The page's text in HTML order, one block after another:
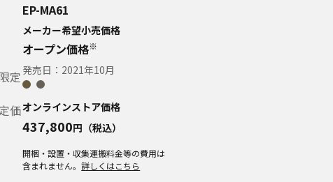
定
価
EP-MA61
メーカー希望小売価格
オープン価格※
発売日： 2021年10月
オンラインストア価格
437,800円（税込）
開梱・設置・収集運搬料金等の費用は
含まれません。詳しくはこちら